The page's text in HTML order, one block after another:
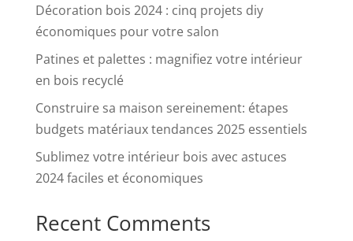
Décoration bois 2024 : cinq projets diy
économiques pour votre salon
Patines et palettes : magnifiez votre intérieur
en bois recyclé
Construire sa maison sereinement: étapes
budgets matériaux tendances 2025 essentiels
Sublimez votre intérieur bois avec astuces
2024 faciles et économiques
Recent Comments